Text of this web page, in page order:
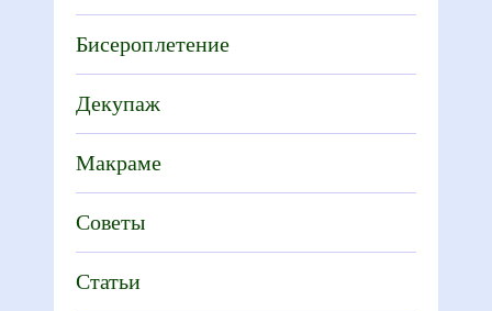
Бисероплетение
Декупаж
Макраме
Советы
Статьи